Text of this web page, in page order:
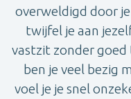
overweldigd door
twijfel je aan
vastzit zonder goed
ben je veel bezig
voel je je snel